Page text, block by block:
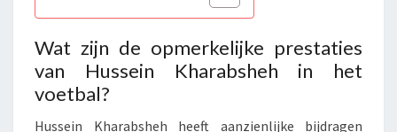
Wat zijn de opmerkelijke prestaties
van Hussein Kharabsheh in het
voetbal?
Hussein Kharabsheh heeft aanzienlijke bijdragen